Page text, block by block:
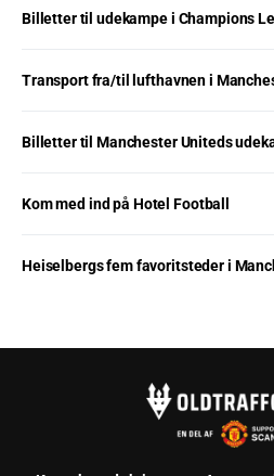
Billetter til udekampe i Champions
Transport fra/til lufthavnen i
Billetter til Manchester Uniteds
Kom med ind på Hotel Football
Heiselbergs fem favoritsteder i